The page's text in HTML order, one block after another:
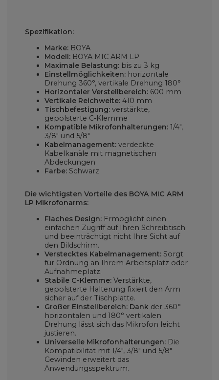
Spezifikation:
Marke: BOYA
Modell: BOYA MIC ARM LP
Maximale Belastung: bis zu 3 kg
Einstellmöglichkeiten: horizontale
Drehung 360°, vertikale Drehung 180°
Horizontaler Verstellbereich: 600 mm
Vertikale Reichweite: 410 mm
Tischbefestigung: verstärkte,
gepolsterte C-Klemme
Kompatible Mikrofonhalterungen: 1/4",
3/8" und 5/8"
Kabelmanagement: verdeckte
Kabelkanäle mit magnetischen
Abdeckungen
Farbe: Schwarz
Die wichtigsten Vorteile des BOYA MIC ARM
LP Mikrofonarms:
Flaches Design: Ermöglicht einen
einfachen Zugriff auf Ihren Schreibtisch
und beeinträchtigt nicht Ihre Sicht auf
den Bildschirm.
Verstecktes Kabelmanagement: Sorgt
für Ordnung an Ihrem Arbeitsplatz oder
Aufnahmeplatz.
Stabile C-Klemme: Verstärkte,
gepolsterte Halterung fixiert den Arm
sicher auf der Tischplatte.
Großer Einstellbereich: Dank der 360°
horizontalen und 180° vertikalen
Drehung lässt sich das Mikrofon leicht
justieren.
Universelle Mikrofonhalterungen: Die
Kompatibilität mit 1/4", 3/8" und 5/8"
Gewinden erweitert das
Anwendungsspektrum.